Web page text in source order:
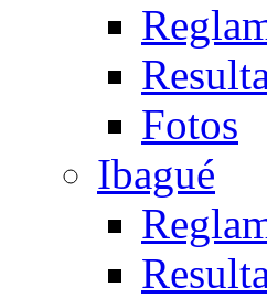
Fotos
Ibagué